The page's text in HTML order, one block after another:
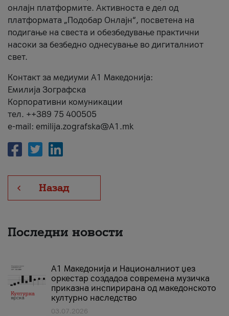
онлајн платформите. Активноста е дел од
платформата „Подобар Онлајн“, посветена на
подигање на свеста и обезбедување практични
насоки за безбедно однесување во дигиталниот
свет.
Контакт за медиуми А1 Македонија:
Емилија Зографска
Корпоративни комуникации
тел. ++389 75 400505
e-mail: emilija.zografska@A1.mk
Назад
Последни новости
А1 Македонија и Националниот џез
оркестар создадоа современа музичка
приказна инспирирана од македонското
културно наследство
03.07.2026